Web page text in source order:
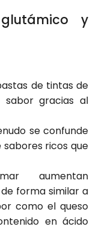
y
de tintas de
sabor gracias al
se confunde
ricos que
aumentan
forma similar a
como el queso
en ácido